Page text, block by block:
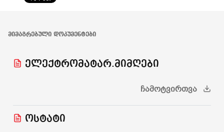
ᲛᲘᲛᲐᲒᲠᲔᲑᲣᲚᲘ ᲓᲝᲙᲣᲛᲔᲜᲢᲔᲑᲘ
ელექტრომატარ.მიმღები
ᲩᲐᲛᲝᲢᲕᲘᲠᲗᲕᲐ
ოსტატი